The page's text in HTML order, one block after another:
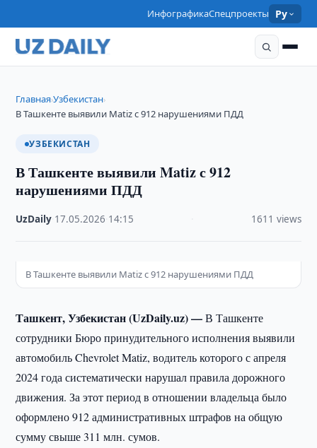
ИнфографикаСпецпроекты Ру
Главная›Узбекистан›
В Ташкенте выявили Matiz с 912 нарушениями ПДД
УЗБЕКИСТАН
В Ташкенте выявили Matiz с 912
нарушениями ПДД
UzDaily 17.05.2026 14:15 1611 views
В Ташкенте выявили Matiz с 912 нарушениями ПДД
Ташкент, Узбекистан (UzDaily.uz) —В Ташкенте
сотрудники Бюро принудительного исполнения выявили
автомобиль Chevrolet Matiz, водитель которого с апреля
2024 года систематически нарушал правила дорожного
движения. За этот период в отношении владельца было
оформлено 912 административных штрафов на общую
сумму свыше 311 млн. сумов.